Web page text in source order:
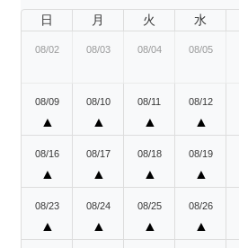
日 月 火 水
08/02 08/03 08/04 08/05
08/09
▲
08/10
▲
08/11
▲
08/12
▲
08/16
▲
08/17
▲
08/18
▲
08/19
▲
08/23
▲
08/24
▲
08/25
▲
08/26
▲